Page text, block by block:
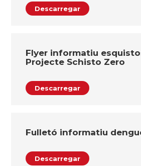
Descarregar
Flyer informatiu
Projecte Schisto Zero
Descarregar
Fulletó informatiu
Descarregar